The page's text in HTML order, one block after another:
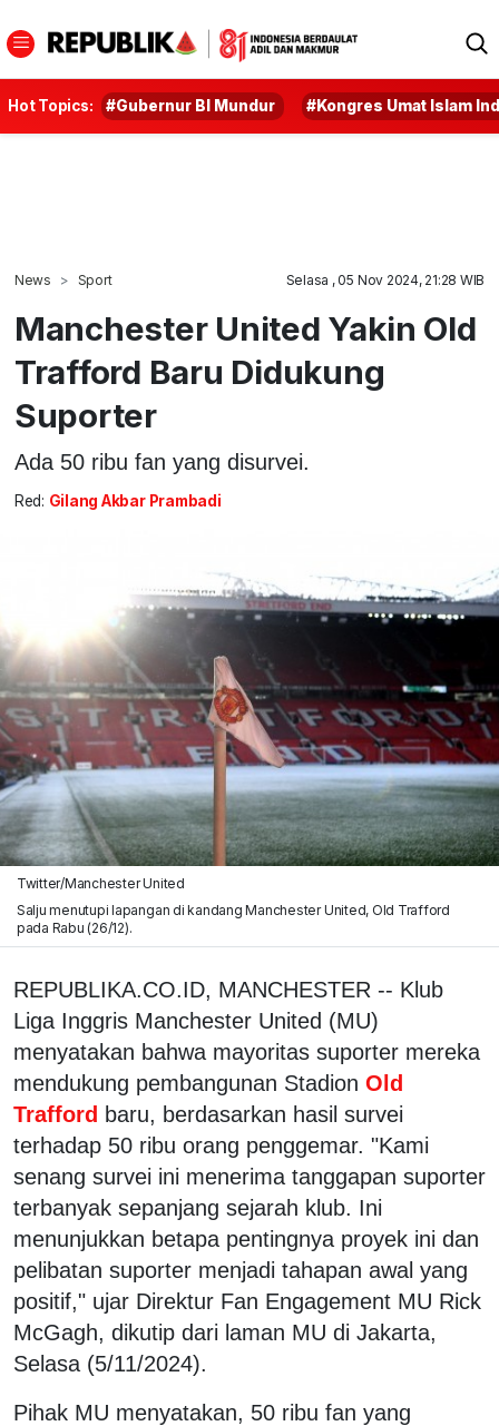
Hot Topics: #Gubernur BI Mundur #Kongres Umat Islam
News Sport Selasa , 05 Nov 2024, 21:28 WIB
Manchester United Yakin Old
Trafford Baru Didukung
Suporter
Ada 50 ribu fan yang disurvei.
Red: Gilang Akbar Prambadi
Twitter/Manchester United
Salju menutupi lapangan di kandang Manchester United, Old Trafford
pada Rabu (26/12).
REPUBLIKA.CO.ID, MANCHESTER -- Klub
Liga Inggris Manchester United (MU)
menyatakan bahwa mayoritas suporter mereka
mendukung pembangunan Stadion Old
Trafford baru, berdasarkan hasil survei
terhadap 50 ribu orang penggemar. "Kami
senang survei ini menerima tanggapan suporter
terbanyak sepanjang sejarah klub. Ini
menunjukkan betapa pentingnya proyek ini dan
pelibatan suporter menjadi tahapan awal yang
positif," ujar Direktur Fan Engagement MU Rick
McGagh, dikutip dari laman MU di Jakarta,
Selasa (5/11/2024).
Pihak MU menyatakan, 50 ribu fan yang